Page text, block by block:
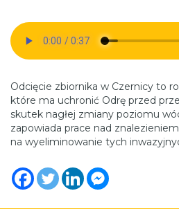
Odcięcie zbiornika w Czernicy to
które ma uchronić Odrę przed
skutek nagłej zmiany poziomu
zapowiada prace nad
na wyeliminowanie tych